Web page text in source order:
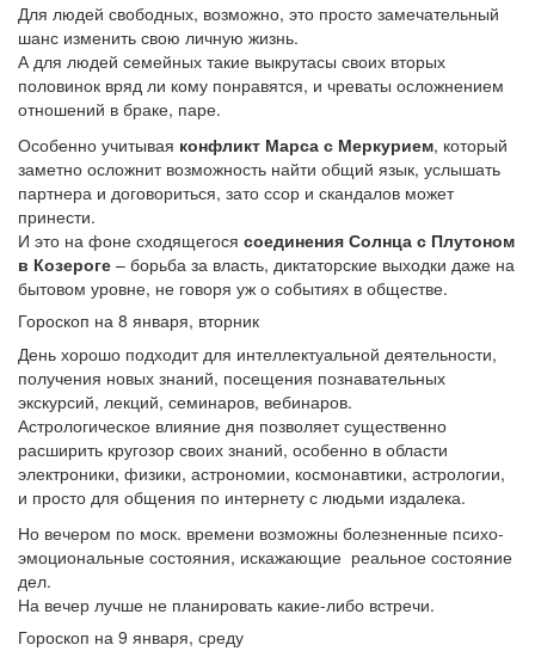
Для людей свободных, возможно, это просто замечательный
шанс изменить свою личную жизнь.
А для людей семейных такие выкрутасы своих вторых
половинок вряд ли кому понравятся, и чреваты осложнением
отношений в браке, паре.
Особенно учитывая конфликт Марса с Меркурием, который
заметно осложнит возможность найти общий язык, услышать
партнера и договориться, зато ссор и скандалов может
принести.
И это на фоне сходящегося соединения Солнца с Плутоном
в Козероге – борьба за власть, диктаторские выходки даже на
бытовом уровне, не говоря уж о событиях в обществе.
Гороскоп на 8 января, вторник
День хорошо подходит для интеллектуальной деятельности,
получения новых знаний, посещения познавательных
экскурсий, лекций, семинаров, вебинаров.
Астрологическое влияние дня позволяет существенно
расширить кругозор своих знаний, особенно в области
электроники, физики, астрономии, космонавтики, астрологии,
и просто для общения по интернету с людьми издалека.
Но вечером по моск. времени возможны болезненные психо-
эмоциональные состояния, искажающие реальное состояние
дел.
На вечер лучше не планировать какие-либо встречи.
Гороскоп на 9 января, среду